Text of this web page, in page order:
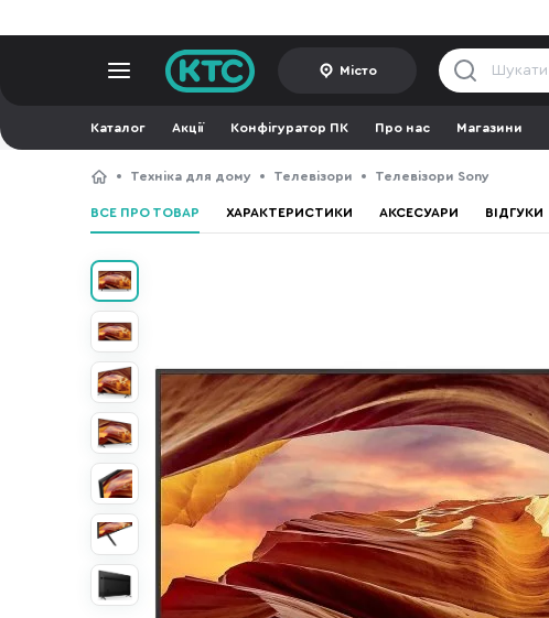
Місто
Каталог Акції Конфігуратор ПК Про нас Магазини
Техніка для дому Телевізори Телевізори Sony
ВСЕ ПРО ТОВАР ХАРАКТЕРИСТИКИ АКСЕСУАРИ ВІДГУКИ